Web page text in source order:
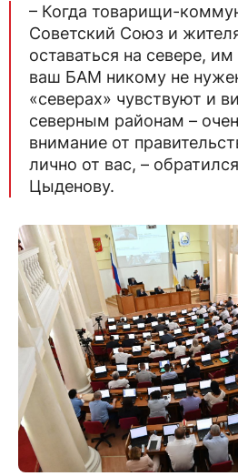
– Когда товарищи-
Советский Союз и
оставаться на севере,
ваш БАМ никому не
«северах» чувствуют и
северным районам –
внимание от
лично от вас, –
Цыденову.